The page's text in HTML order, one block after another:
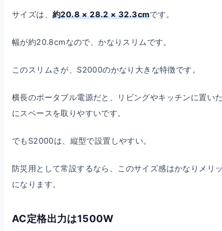
サイズは、 約20.8 × 28.2 × 32.3cmです。
幅が約20.8cmなので、かなりスリムです。
このスリムさが、S2000のかなり大きな特徴です。
横長のポータブル電源だと、リビングやキッチンに置い
にスペースを取りやすいです。
でもS2000は、縦型で設置しやすい。
防災用として常設するなら、このサイズ感はかなりメリ
になります。
AC定格出力は1500W